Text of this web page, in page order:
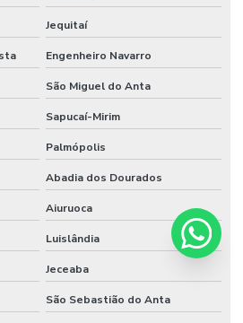
Jequitaí
Engenheiro Navarro
São Miguel do Anta
Sapucaí-Mirim
Palmópolis
Abadia dos Dourados
Aiuruoca
Luislândia
Jeceaba
São Sebastião do Anta